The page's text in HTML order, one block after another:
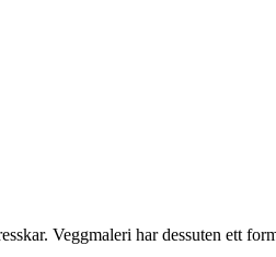
Veggmaleri har dessuten ett